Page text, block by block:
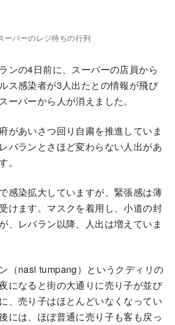
ーパーのレジ待ちの行列
ンの4日前に、スーパーの店員から
ス感染者が3人出たとの情報が飛び
ーパーから人が消えました。
があいさつ回り自粛を推進していま
バランとさほど変わらない人出があ
。
感染拡大していますが、緊張感は薄
けます。マスクを着用し、小道の封
、レバラン以降、人出は増えていま
（nasi tumpang）というクディリの
になると街の大通りに売り子が並び
、売り子はほとんどいなくなってい
には、ほぼ普通に売り子も客も戻っ